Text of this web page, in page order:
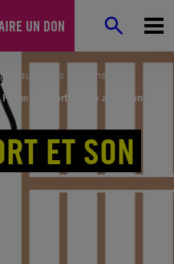
UN DON
aux droits humains
Peine de mort et son abolition
ET SON